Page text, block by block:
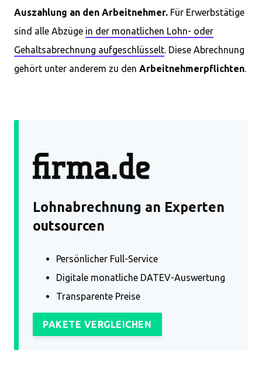
Auszahlung an den Arbeitnehmer. Für Erwerbstätige
sind alle Abzüge in der monatlichen Lohn- oder
Gehaltsabrechnung aufgeschlüsselt. Diese Abrechnung
gehört unter anderem zu den Arbeitnehmerpflichten.
Lohnabrechnung an Experten
outsourcen
Persönlicher Full-Service
Digitale monatliche DATEV-Auswertung
Transparente Preise
PAKETE VERGLEICHEN